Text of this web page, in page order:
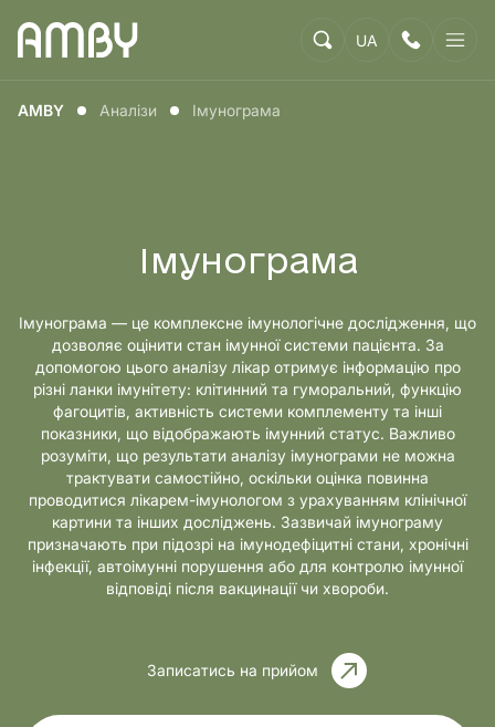
UA
AMBY Аналізи Імунограма
Імунограма
Імунограма — це комплексне імунологічне дослідження, що
дозволяє оцінити стан імунної системи пацієнта. За
допомогою цього аналізу лікар отримує інформацію про
різні ланки імунітету: клітинний та гуморальний, функцію
фагоцитів, активність системи комплементу та інші
показники, що відображають імунний статус. Важливо
розуміти, що результати аналізу імунограми не можна
трактувати самостійно, оскільки оцінка повинна
проводитися лікарем-імунологом з урахуванням клінічної
картини та інших досліджень. Зазвичай імунограму
призначають при підозрі на імунодефіцитні стани, хронічні
інфекції, автоімунні порушення або для контролю імунної
відповіді після вакцинації чи хвороби.
Записатись на прийом